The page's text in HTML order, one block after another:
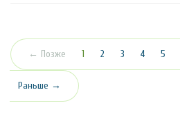
← Позже 1 (текущая)
2 3 4 5
Раньше →